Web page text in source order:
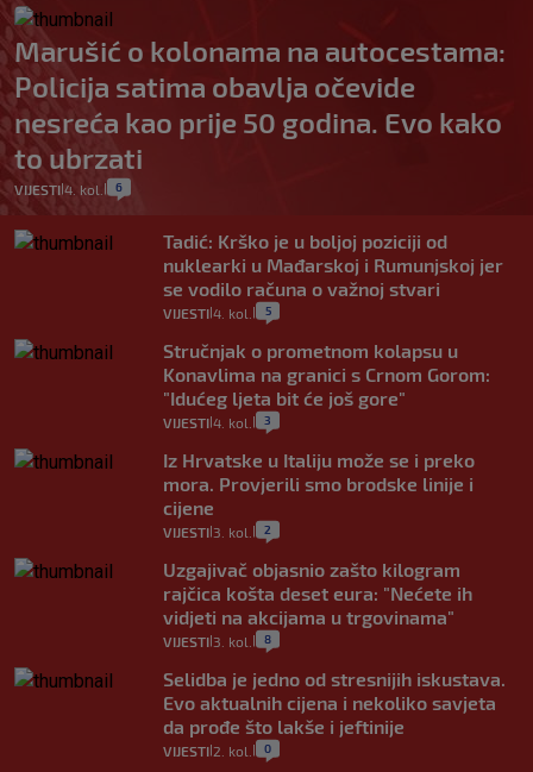
Marušić o kolonama na autocestama:
Policija satima obavlja očevide
nesreća kao prije 50 godina. Evo kako
to ubrzati
VIJESTI 4. kol. 6
Tadić: Krško je u boljoj poziciji od
nuklearki u Mađarskoj i Rumunjskoj jer
se vodilo računa o važnoj stvari
VIJESTI 4. kol. 5
Stručnjak o prometnom kolapsu u
Konavlima na granici s Crnom Gorom:
"Idućeg ljeta bit će još gore"
VIJESTI 4. kol. 3
Iz Hrvatske u Italiju može se i preko
mora. Provjerili smo brodske linije i
cijene
VIJESTI 3. kol. 2
Uzgajivač objasnio zašto kilogram
rajčica košta deset eura: "Nećete ih
vidjeti na akcijama u trgovinama"
VIJESTI 3. kol. 8
Selidba je jedno od stresnijih iskustava.
Evo aktualnih cijena i nekoliko savjeta
da prođe što lakše i jeftinije
VIJESTI 2. kol. 0